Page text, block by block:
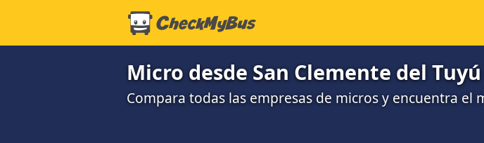
Micro desde San Clemente del Tuyú
Compara todas las empresas de micros y encuentra el